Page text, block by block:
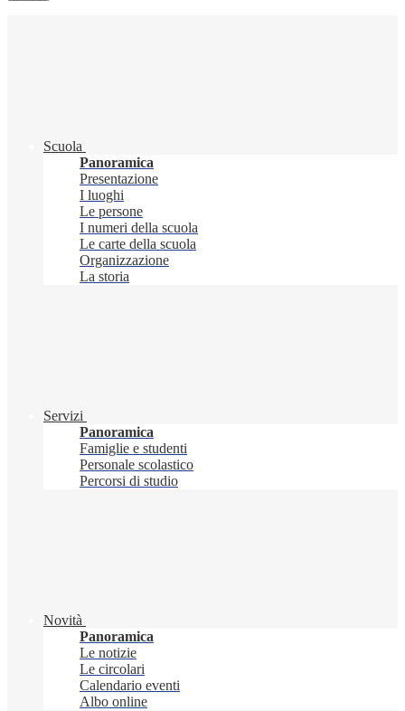
Scuola
Panoramica
Presentazione
I luoghi
Le persone
I numeri della scuola
Le carte della scuola
Organizzazione
La storia
Servizi
Panoramica
Famiglie e studenti
Personale scolastico
Percorsi di studio
Novità
Panoramica
Le notizie
Le circolari
Calendario eventi
Albo online